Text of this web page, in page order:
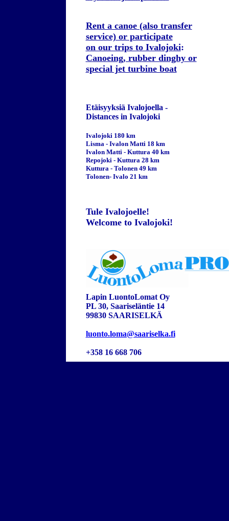
Rent a canoe (also transfer
service) or participate
on our trips to Ivalojoki:
Canoeing, rubber dinghy or
special jet turbine boat
Etäisyyksiä Ivalojoella -
Distances in Ivalojoki
Ivalojoki 180 km
Lisma - Ivalon Matti 18 km
Ivalon Matti - Kuttura 40 km
Repojoki - Kuttura 28 km
Kuttura - Tolonen 49 km
Tolonen- Ivalo 21 km
Tule Ivalojoelle!
Welcome to Ivalojoki!
Lapin LuontoLomat Oy
PL 30, Saariseläntie 14
99830 SAARISELKÄ
luonto.loma@saariselka.fi
+358 16 668 706